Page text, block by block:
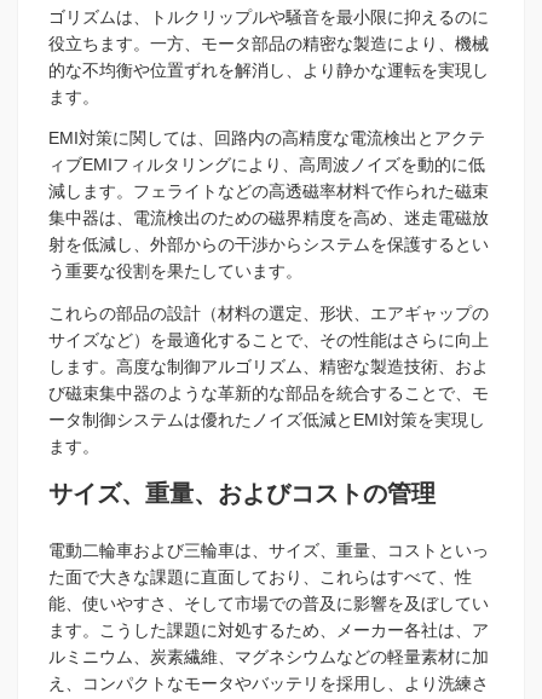
ゴリズムは、トルクリップルや騒音を最小限に抑えるのに
役立ちます。一方、モータ部品の精密な製造により、機械
的な不均衡や位置ずれを解消し、より静かな運転を実現し
ます。
EMI対策に関しては、回路内の高精度な電流検出とアクテ
ィブEMIフィルタリングにより、高周波ノイズを動的に低
減します。フェライトなどの高透磁率材料で作られた磁束
集中器は、電流検出のための磁界精度を高め、迷走電磁放
射を低減し、外部からの干渉からシステムを保護するとい
う重要な役割を果たしています。
これらの部品の設計（材料の選定、形状、エアギャップの
サイズなど）を最適化することで、その性能はさらに向上
します。高度な制御アルゴリズム、精密な製造技術、およ
び磁束集中器のような革新的な部品を統合することで、モ
ータ制御システムは優れたノイズ低減とEMI対策を実現し
ます。
サイズ、重量、およびコストの管理
電動二輪車および三輪車は、サイズ、重量、コストといっ
た面で大きな課題に直面しており、これらはすべて、性
能、使いやすさ、そして市場での普及に影響を及ぼしてい
ます。こうした課題に対処するため、メーカー各社は、ア
ルミニウム、炭素繊維、マグネシウムなどの軽量素材に加
え、コンパクトなモータやバッテリを採用し、より洗練さ